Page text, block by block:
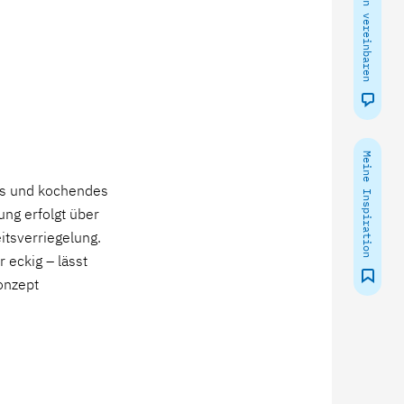
Meine Inspiration
und kochendes
erfolgt über
eckig – lässt